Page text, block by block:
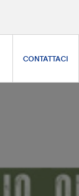
CONTATTACI